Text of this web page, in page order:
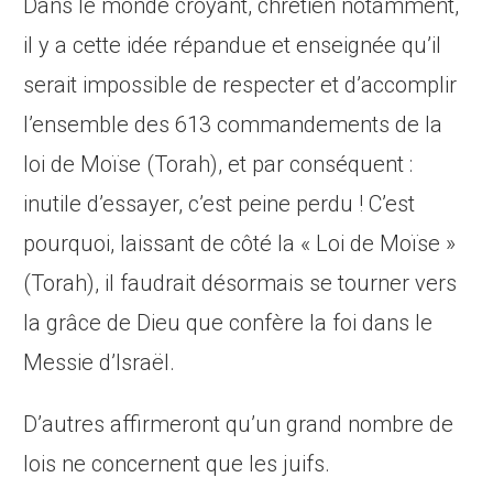
Dans le monde croyant, chrétien notamment,
il y a cette idée répandue et enseignée qu’il
serait impossible de respecter et d’accomplir
l’ensemble des 613 commandements de la
loi de Moïse (Torah), et par conséquent :
inutile d’essayer, c’est peine perdu ! C’est
pourquoi, laissant de côté la « Loi de Moïse »
(Torah), il faudrait désormais se tourner vers
la grâce de Dieu que confère la foi dans le
Messie d’Israël.
D’autres affirmeront qu’un grand nombre de
lois ne concernent que les juifs.